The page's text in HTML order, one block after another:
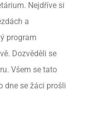
Nejdříve si
a
program
Dozvěděli se
Všem se tato
dne se žáci prošli